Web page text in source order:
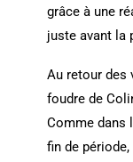
grâce à une
juste avant la
Au retour des
foudre de
Comme dans
fin de